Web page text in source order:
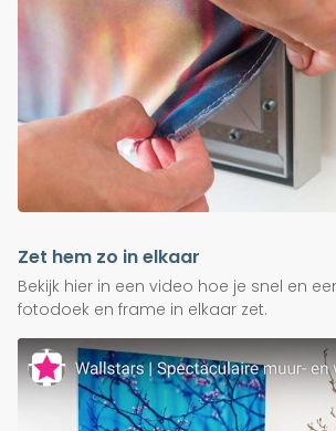
Zet hem zo in elkaar
Bekijk hier in een video hoe je snel en
fotodoek en frame in elkaar zet.